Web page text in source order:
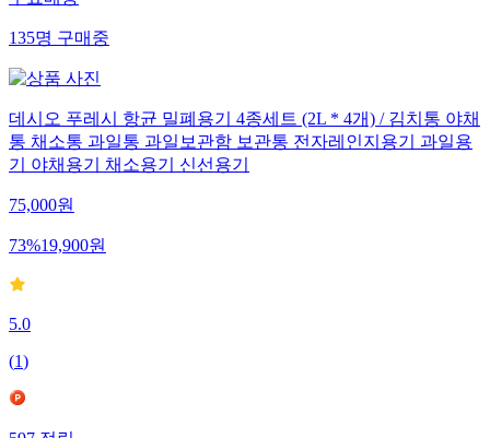
무료배송
135명구매중
데시오 푸레시 항균 밀폐용기 4종세트 (2L * 4개) / 김치통 야채
통 채소통 과일통 과일보관함 보관통 전자레인지용기 과일용
기 야채용기 채소용기 신선용기
75,000원
73%19,900원
5.0
(1)